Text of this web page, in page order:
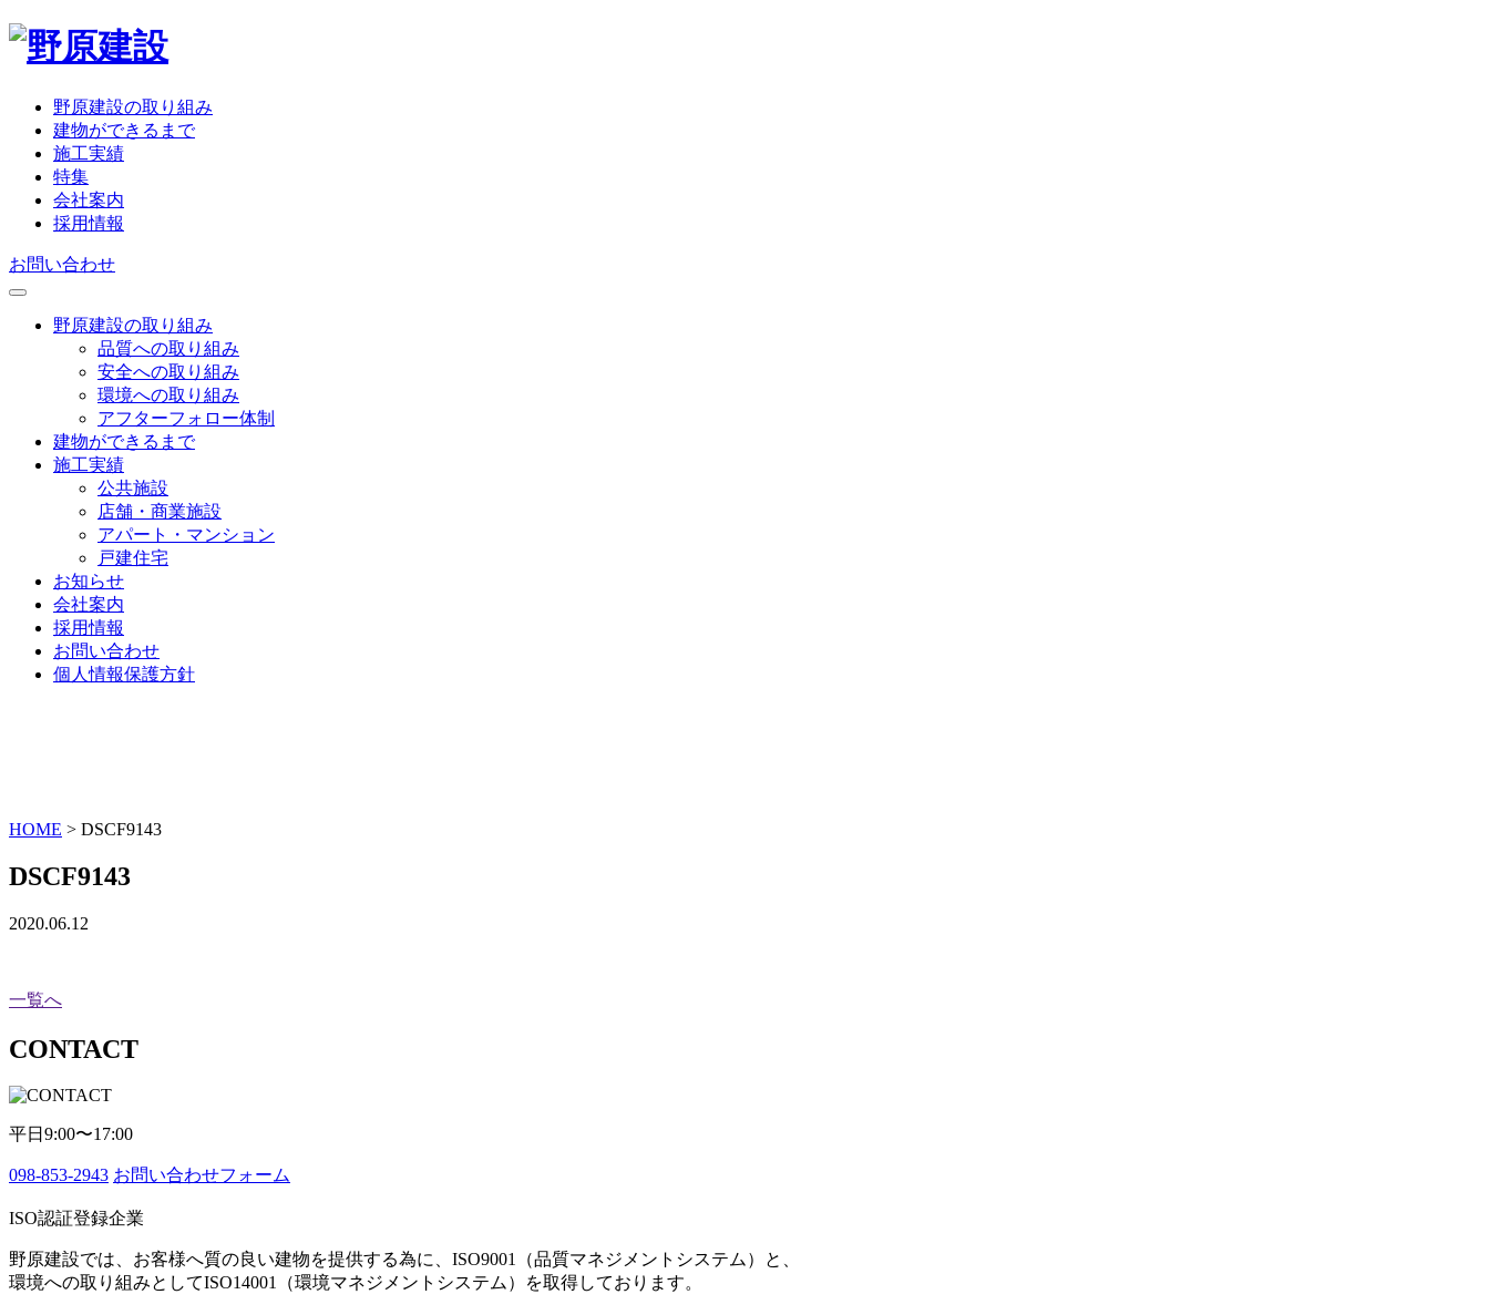
野原建設の取り組み
建物ができるまで
施工実績
特集
会社案内
採用情報
お問い合わせ
野原建設の取り組み
品質への取り組み
安全への取り組み
環境への取り組み
アフターフォロー体制
建物ができるまで
施工実績
公共施設
店舗・商業施設
アパート・マンション
戸建住宅
お知らせ
会社案内
採用情報
お問い合わせ
個人情報保護方針
HOME > DSCF9143
DSCF9143
2020.06.12
一覧へ
CONTACT
平日9:00〜17:00
098-853-2943 お問い合わせフォーム
ISO認証登録企業
野原建設では、お客様へ質の良い建物を提供する為に、ISO9001（品質マネジメントシステム）と、
環境への取り組みとしてISO14001（環境マネジメントシステム）を取得しております。